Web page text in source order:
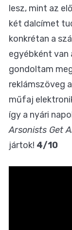
lesz, mint az
két dalcímet
konkrétan a
egyébként van
gondoltam
reklámszöveg
műfaj
így a nyári
Arsonists Get
jártok! 4/10